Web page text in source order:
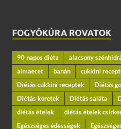
FOGYÓKÚRA ROVATOK
90 napos diéta
alacsony
almaecet
banán
cukkini
Diétás cukkini receptek
Diétás
Diétás köretek
Diétás saláta
diétás ételek
diétás ételek
Egészséges édességek